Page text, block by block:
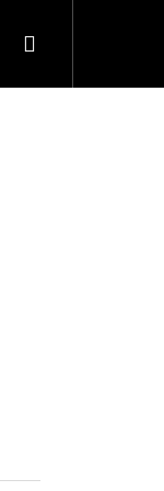
O NÁS
Nákupní